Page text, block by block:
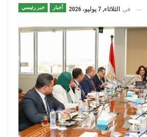
أخبار خبر رئيسي في الثلاثاء, 7 يوليو، 2026